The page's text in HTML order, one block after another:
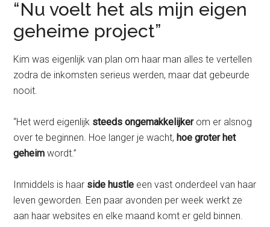
“Nu voelt het als mijn eigen
geheime project”
Kim was eigenlijk van plan om haar man alles te vertellen
zodra de inkomsten serieus werden, maar dat gebeurde
nooit.
“Het werd eigenlijk steeds ongemakkelijker om er alsnog
over te beginnen. Hoe langer je wacht,hoe groter het
geheimwordt.”
Inmiddels is haar side hustle een vast onderdeel van haar
leven geworden. Een paar avonden per week werkt ze
aan haar websites en elke maand komt er geld binnen.